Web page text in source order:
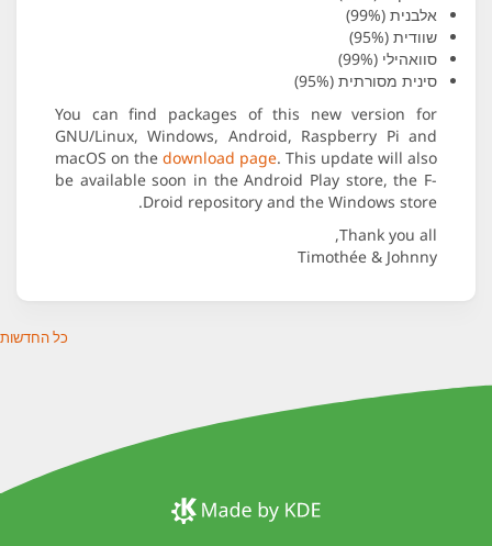
אלבנית (99%)
שוודית (95%)
סוואהילי (99%)
סינית מסורתית (95%)
You can find packages of this new version for
GNU/Linux, Windows, Android, Raspberry Pi and
macOS on the download page. This update will also
be available soon in the Android Play store, the F-
Droid repository and the Windows store.
Thank you all,
Timothée & Johnny
כל החדשות